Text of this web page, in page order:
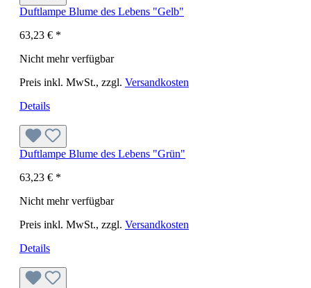
Duftlampe Blume des Lebens "Gelb"
63,23 € *
Nicht mehr verfügbar
Preis inkl. MwSt., zzgl. Versandkosten
Details
Duftlampe Blume des Lebens "Grün"
63,23 € *
Nicht mehr verfügbar
Preis inkl. MwSt., zzgl. Versandkosten
Details